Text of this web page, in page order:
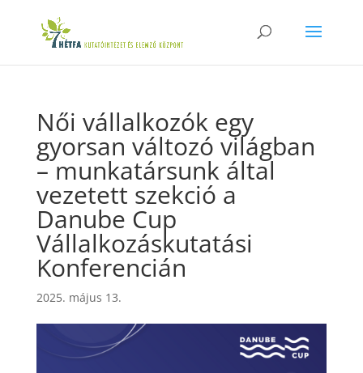
Női vállalkozók egy
gyorsan változó világban
– munkatársunk által
vezetett szekció a
Danube Cup
Vállalkozáskutatási
Konferencián
2025. május 13.